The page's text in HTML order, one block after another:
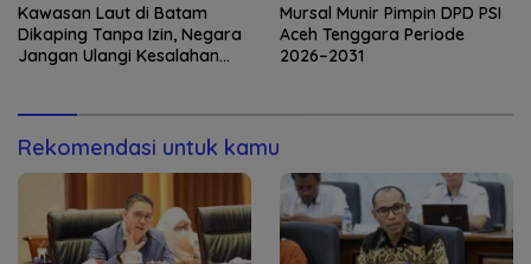
Kawasan Laut di Batam
Dikaping Tanpa Izin, Negara
Jangan Ulangi Kesalahan
Mursal Munir Pimpin DPD PSI
Aceh Tenggara Periode
2026–2031
Rekomendasi untuk kamu